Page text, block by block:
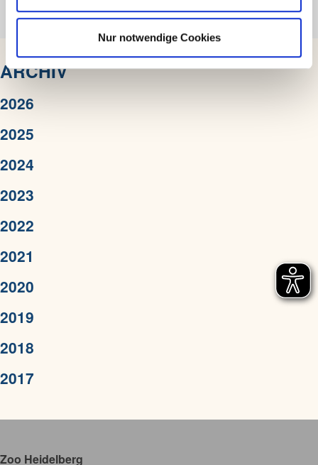
Nur notwendige Cookies
(pdf - 420.47 kb)
ARCHIV
2026
2025
2024
2023
2022
2021
2020
2019
2018
2017
Zoo Heidelberg